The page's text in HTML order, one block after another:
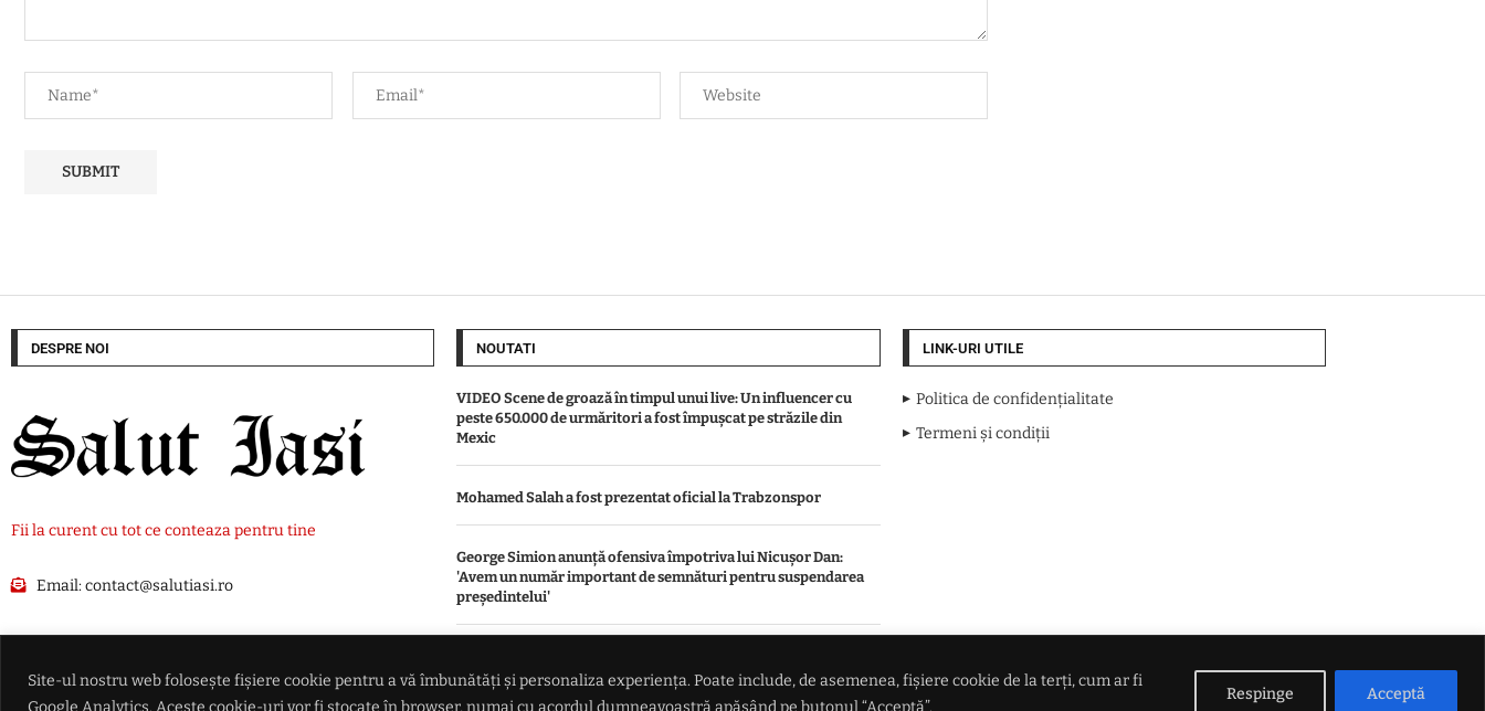
Site-ul nostru web folosește fișiere cookie pentru a vă îmbunătăți și personaliza experiența. Poate include, de asemenea, fișiere cookie de la terți, cum ar fi
Google Analytics. Aceste cookie-uri vor fi stocate în browser, numai cu acordul dumneavoastră apăsând pe butonul “Acceptă”.
Respinge Acceptă
DESPRE NOI
Fii la curent cu tot ce conteaza pentru tine
Email:contact@salutiasi.ro
NOUTATI
VIDEO Scene de groază în timpul unui live: Un influencer cu
peste 650.000 de urmăritori a fost împușcat pe străzile din
Mexic
Mohamed Salah a fost prezentat oficial la Trabzonspor
George Simion anunță ofensiva împotriva lui Nicușor Dan:
'Avem un număr important de semnături pentru suspendarea
președintelui'
de alarmă: ISIS se adaptează noilor tehnologii și își extinde
LINK-URI UTILE
Politica de confidențialitate
Termeni și condiții